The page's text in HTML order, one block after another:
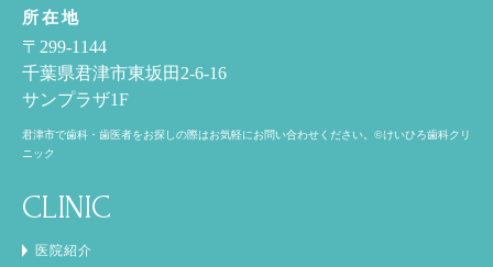
所在地
〒299-1144
千葉県君津市東坂田2-6-16
サンプラザ1F
君津市で歯科・歯医者をお探しの際はお気軽にお問い合わせください。©けいひろ歯科クリ
ニック
CLINIC
医院紹介